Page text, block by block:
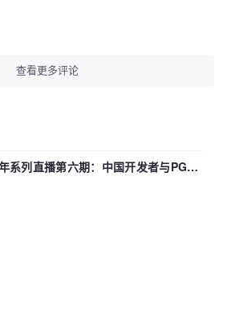
查看更多评论
系列直播第六期：中国开发者与PG内
们贡献了什么？